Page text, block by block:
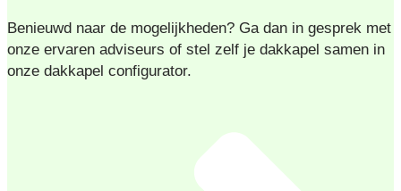
Benieuwd naar de mogelijkheden? Ga dan in gesprek met
onze ervaren adviseurs of stel zelf je dakkapel samen in
onze dakkapel configurator.